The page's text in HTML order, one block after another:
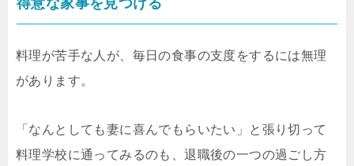
得意な家事を見つける
料理が苦手な人が、毎日の食事の支度をするには無理
があります。
「なんとしても妻に喜んでもらいたい」と張り切って
料理学校に通ってみるのも、退職後の一つの過ごし方